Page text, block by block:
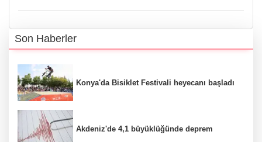
Son Haberler
Konya'da Bisiklet Festivali heyecanı başladı
Akdeniz'de 4,1 büyüklüğünde deprem